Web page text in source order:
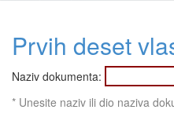
Prvih deset
Naziv dokumenta:
* Unesite naziv ili dio naziva